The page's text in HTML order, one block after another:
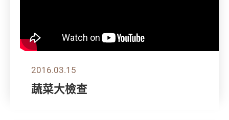
2016.03.15
蔬菜大檢查